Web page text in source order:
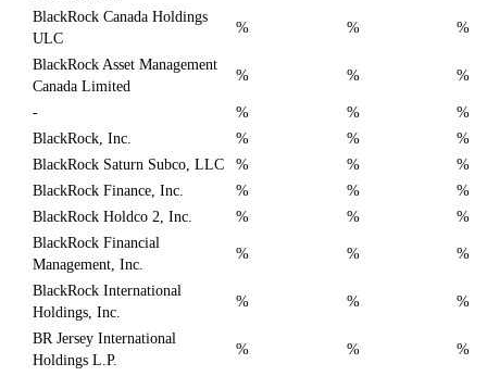
BlackRock Canada Holdings
ULC
% % %
BlackRock Asset Management
Canada Limited
% % %
- % %
%
BlackRock, Inc.
% %
%
BlackRock Saturn Subco, LLC
% %
%
BlackRock Finance, Inc.
% %
%
BlackRock Holdco 2, Inc.
% %
%
BlackRock Financial
Management, Inc.
% % %
BlackRock International
Holdings, Inc.
% % %
BR Jersey International
Holdings L.P.
% % %